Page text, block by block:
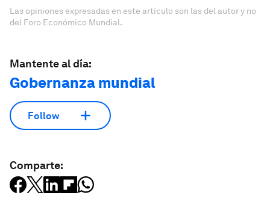
Las opiniones expresadas en este artículo son las del autor y no
del Foro Económico Mundial.
Mantente al día:
Gobernanza mundial
Follow
Comparte: